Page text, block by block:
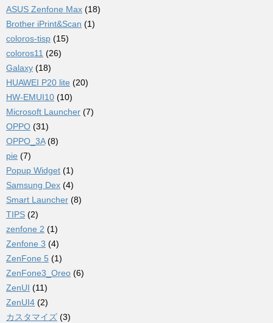
ASUS Zenfone Max (18)
Brother iPrint&Scan (1)
coloros-tisp (15)
coloros11 (26)
Galaxy (18)
HUAWEI P20 lite (20)
HW-EMUI10 (10)
Microsoft Launcher (7)
OPPO (31)
OPPO_3A(8)
pie (7)
Popup Widget (1)
Samsung Dex (4)
Smart Launcher (8)
TIPS (2)
zenfone 2 (1)
Zenfone 3 (4)
ZenFone 5 (1)
ZenFone3_Oreo (6)
ZenUI (11)
ZenUI4 (2)
カスタマイズ (3)